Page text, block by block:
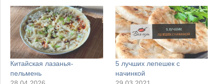
Китайская лазанья-
пельмень
5 лучших лепешек с
начинкой